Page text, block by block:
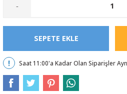
-
SEPETE EKLE
Saat 11:00'a Kadar Olan Siparişler